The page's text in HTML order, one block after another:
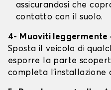
assicurandosi che
contatto con il suolo.
4- Muoviti
Sposta il veicolo di
esporre la parte
completa l'installazione